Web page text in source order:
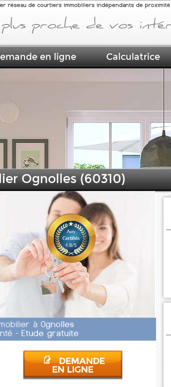
Ognolles (60310)
à Ognolles
-Etude gratuite
DEMANDE
EN LIGNE
150 000 euros
réseau de courtiers immobiliers indépendants de proximité
en ligne Calculatrice